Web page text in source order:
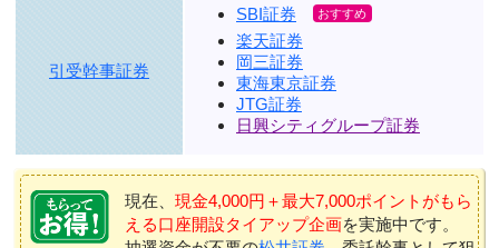
引受幹事証券
SBI証券
楽天証券
岡三証券
東海東京証券
JTG証券
日興シティグループ証券
現在、 現金4,000円＋最大7,000ポイントがもら
える口座開設タイアップ企画を実施中です。